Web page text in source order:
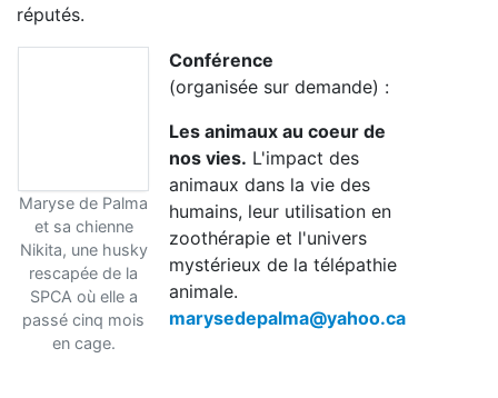
réputés.
Maryse de Palma
et sa chienne
Nikita, une husky
rescapée de la
SPCA où elle a
passé cinq mois
en cage.
Conférence
(organisée sur demande) :
Les animaux au coeur de
nos vies. L'impact des
animaux dans la vie des
humains, leur utilisation en
zoothérapie et l'univers
mystérieux de la télépathie
animale.
marysedepalma@yahoo.ca